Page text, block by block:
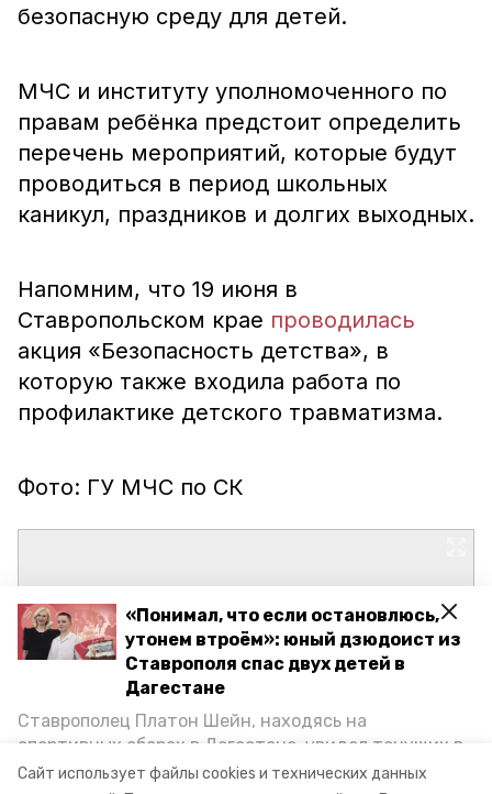
Сайт использует файлы cookies и технических данных
«Понимал, что если остановлюсь,
утонем втроём»: юный дзюдоист из
Ставрополя спас двух детей в
Дагестане
Ставрополец Платон Шейн, находясь на
спортивных сборах в Дегестане, увидел тонущих в
Каспийском море детей и бросился на помощь. По
безопасную среду для детей.
МЧС и институту уполномоченного по
правам ребёнка предстоит определить
перечень мероприятий, которые будут
проводиться в период школьных
каникул, праздников и долгих выходных.
Напомним, что 19 июня в
Ставропольском крае проводилась
акция «Безопасность детства», в
которую также входила работа по
профилактике детского травматизма.
Фото: ГУ МЧС по СК